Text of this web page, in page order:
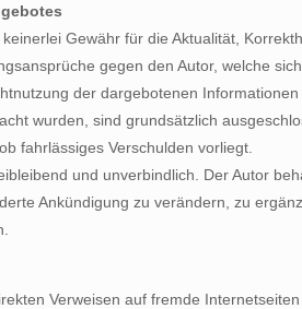
Gewähr für die Aktualität,
gegen den Autor, welche
der dargebotenen
wurden, sind grundsätzlich
fahrlässiges Verschulden vorliegt.
und unverbindlich. Der Autor
Ankündigung zu verändern, zu
Verweisen auf fremde